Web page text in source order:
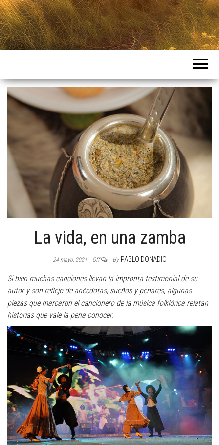
Intercountries
La vida, en una zamba
24 mayo, 2021 Off By PABLO DONADIO
Si bien muchas canciones llevan la impronta testimonial de su
autor y son reflejo de anécdotas, sueños y penares, algunas
piezas que marcaron el cancionero de la música folklórica relatan
historias que vale la pena conocer.